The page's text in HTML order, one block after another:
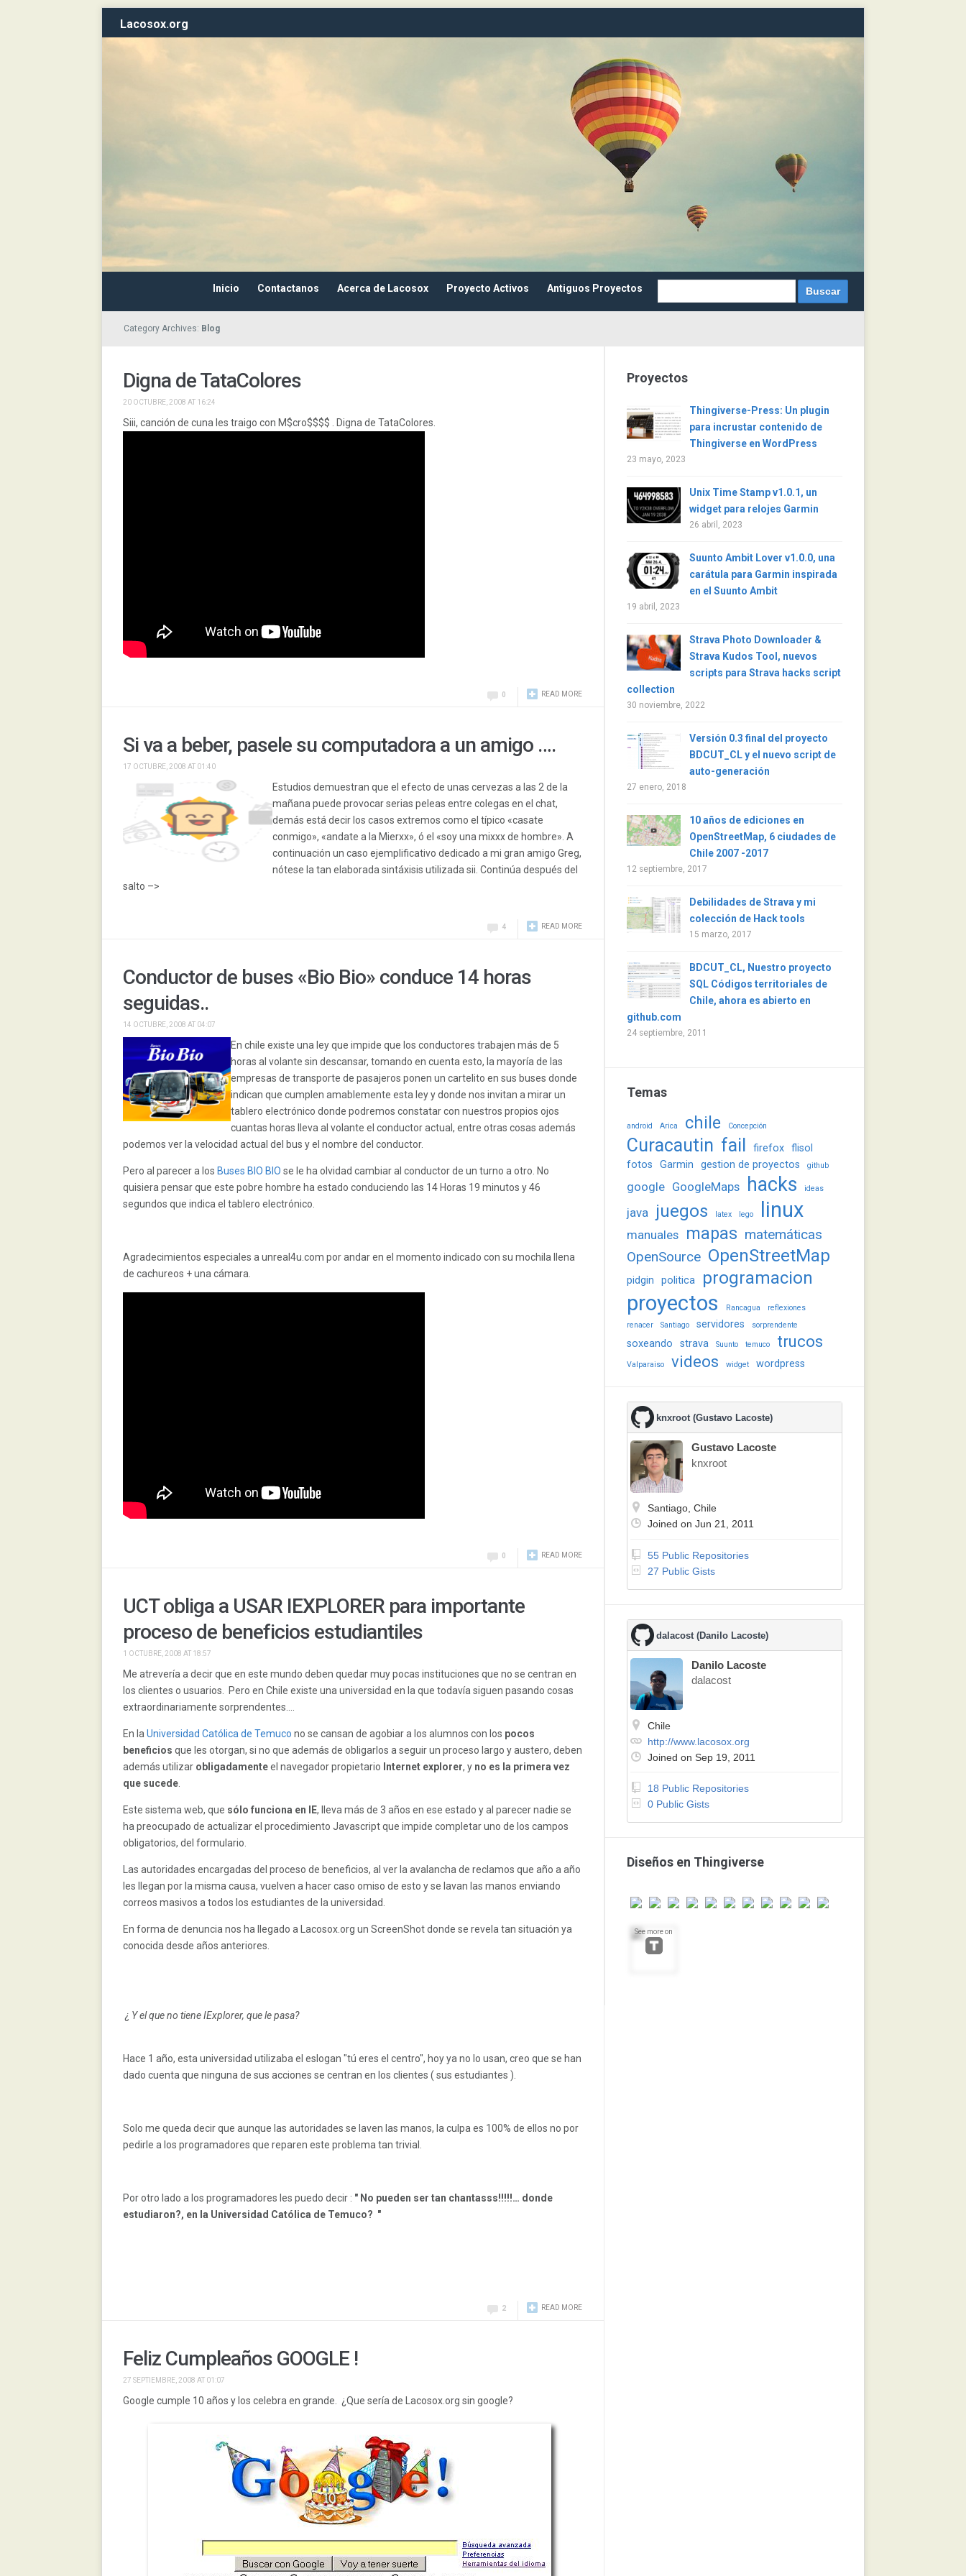
Lacosox.org
Inicio Contactanos Acerca de Lacosox Proyecto Activos Antiguos Proyectos
Category Archives: Blog
Digna de TataColores
20 OCTUBRE, 2008 AT 16:24
Siii, canción de cuna les traigo con M$cro$$$$ . Digna de TataColores.
READ MORE
0
Si va a beber, pasele su computadora a un amigo ….
17 OCTUBRE, 2008 AT 01:40
Estudios demuestran que el efecto de unas cervezas a las 2 de la
mañana puede provocar serias peleas entre colegas en el chat,
demás está decir los casos extremos como el típico «casate
conmigo», «andate a la Mierxx», ó el «soy una mixxx de hombre». A
continuación un caso ejemplificativo dedicado a mi gran amigo Greg,
nótese la tan elaborada sintáxisis utilizada sii. Continúa después del
salto –>
READ MORE
4
Conductor de buses «Bio Bio» conduce 14 horas
seguidas..
14 OCTUBRE, 2008 AT 04:07
En chil e existe una ley que impide que los conductores trabajen más de 5
horas al volante sin descansar, tomando en cuenta esto, la mayoría de las
empresas de transporte de pasajeros ponen un cartelito en sus buses donde
indican que cumplen amablemente esta ley y donde nos invitan a mirar un
tablero electrónico donde podremos constatar con nuestros propios ojos
cuantas horas lleva al volante el conductor actual, entre otras cosas además
podemos ver la velocidad actual del bus y el nombre del conductor.
Pero al parecer a los Buses BIO BIO se le ha olvidad cambiar al conductor de un turno a otro. No
quisiera pensar que este pobre hombre ha estado conduciendo las 14 Horas 19 minutos y 46
segundos que indica el tablero electrónico.
Agradecimientos especiales a unreal4u.com por andar en el momento indicado con su mochila llena
de cachureos + una cámara.
READ MORE
0
UCT obliga a USAR IEXPLORER para importante
proceso de beneficios estudiantiles
1 OCTUBRE, 2008 AT 18:57
Me atrevería a decir que en este mundo deben quedar muy pocas instituciones que no se centran en
los clientes o usuarios. Pero en Chile existe una universidad en la que todavía siguen pasando cosas
extraordinariamente sorprendentes….
En la Universidad Católica de Temuco no se cansan de agobiar a los alumnos con los pocos
beneficios que les otorgan, si no que además de obligarlos a seguir un proceso largo y austero, deben
además utilizar obligadamenteel navegador propietario Internet explorer, y no es la primera vez
que sucede
Este sistema web, que sólo funciona en IE, lleva más de 3 años en ese estado y al parecer nadie se
ha preocupado de actualizar el procedimiento Javascript que impide completar uno de los campos
obligatorios, del formulario.
Las autoridades encargadas del proceso de beneficios, al ver la avalancha de reclamos que año a año
les llegan por la misma causa, vuelven a hacer caso omiso de esto y se lavan las manos enviando
correos masivos a todos los estudiantes de la universidad.
En forma de denuncia nos ha llegado a Lacosox.org un ScreenShot donde se revela tan situación ya
conocida desde años anteriores.
¿ Y el que no tiene IExplorer, que le pasa?
Hace 1 año, esta universidad utilizaba el eslogan "tú eres el centro", hoy ya no lo usan, creo que se han
dado cuenta que ninguna de sus acciones se centran en los clientes ( sus estudiantes ).
Solo me queda decir que aunque las autoridades se laven las manos, la culpa es 100% de ellos no por
pedirle a los programadores que reparen este problema tan trivial.
Por otro lado a los programadores les puedo decir : " No pueden ser tan chantasss!!!!!… donde
estudiaron?, en la Universidad Católica de Temuco? "
READ MORE
2
Feliz Cumpleaños GOOGLE !
27 SEPTIEMBRE, 2008 AT 01:07
Google cumple 10 años y los celebra en grande. ¿Que sería de Lacosox.org sin google?
Proyectos
Thingiverse-Press: Un plugin
para incrustar contenido de
Thingiverse en WordPress
23 mayo, 2023
Unix Time Stamp v1.0.1, un
widget para relojes Garmin
26 abril, 2023
Suunto Ambit Lover v1.0.0, una
carátula para Garmin inspirada
en el Suunto Ambit
19 abril, 2023
Strava Photo Downloader &
Strava Kudos Tool, nuevos
scripts para Strava hacks script
collection
30 noviembre, 2022
Versión 0.3 final del proyecto
BDCUT_CL y el nuevo script de
auto-generación
27 enero, 2018
10 años de ediciones en
OpenStreetMap, 6 ciudades de
Chile 2007 -2017
12 septiembre, 2017
Debilidades de Strava y mi
colección de Hack tools
15 marzo, 2017
BDCUT_CL, Nuestro proyecto
SQL Códigos territoriales de
Chile, ahora es abierto en
github.com
24 septiembre, 2011
Temas
android Arica chile Concepción
Curacautin fail firefox flisol
fotos
Garmin gestion de proyectos github
google GoogleMaps hacks ideas
java juegos latex lego linux
manuales mapas matemáticas
OpenSource OpenStreetMap
pidgin politica programacion
proyectos Rancagua
reflexiones
renacer
Santiago servidores sorprendente
soxeando strava Suunto temuco trucos
Valparaiso videos widget wordpress
knxroot (Gustavo Lacoste)
Gustavo Lacoste
knxroot
Santiago, Chile
Joined on Jun 21, 2011
55 Public Repositories
27 Public Gists
dalacost (Danilo Lacoste)
Danilo Lacoste
dalacost
Chile
http://www.lacosox.org
Joined on Sep 19, 2011
18 Public Repositories
0 Public Gists
Diseños en Thingiverse
See more on